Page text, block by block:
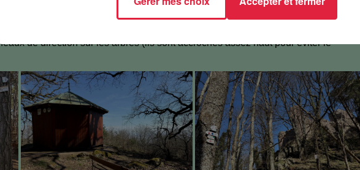
pour admirer la vue puis c’est reparti direction le Château du Landsberg. J’ai
trail ! Un parcours d’entrainement, quelle bonne idée ! Petit conseil : regardez
de direction sur les arbres (ils sont accrochés assez haut pour éviter le